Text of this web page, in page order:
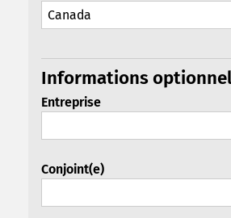
Informations
Entreprise
Conjoint(e)